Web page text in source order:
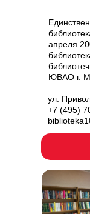
апреля
ЮВАО г.
ул.
+7 (495)